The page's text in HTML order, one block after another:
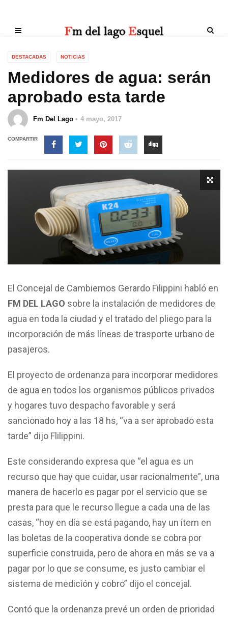
DESTACADAS NOTICIAS
Medidores de agua: serán
aprobado esta tarde
Fm Del Lago 4 mayo, 2017
COMPARTIR
El Concejal de Cambiemos Gerardo Filippini habló en
FM DEL LAGO sobre la instalación de medidores de
agua en toda la ciudad y el tratado del pliego para la
incorporación de más líneas de trasporte urbano de
pasajeros.
El proyecto de ordenanza para incorporar medidores
de agua en todos los organismos públicos privados
y hogares tuvo despacho favorable y será
sancionado hoy a las 18 hs, “va a ser aprobado esta
tarde” dijo Flilippini.
Este considerando expresa que “el agua es un
recurso que hay que cuidar, usar racionalmente”, una
manera de hacerlo es pagar por el servicio que se
presta para que le recurso llegue a cada una de las
casas, “hoy en día se está pagando, hay un ítem en
las boletas de la cooperativa donde se cobra por
superficie construida, pero de ahora en más se va a
pagar por lo que se consume, es justo cambiar el
sistema de medición y cobro” dijo el concejal.
Contó que la ordenanza prevé un orden de prioridad